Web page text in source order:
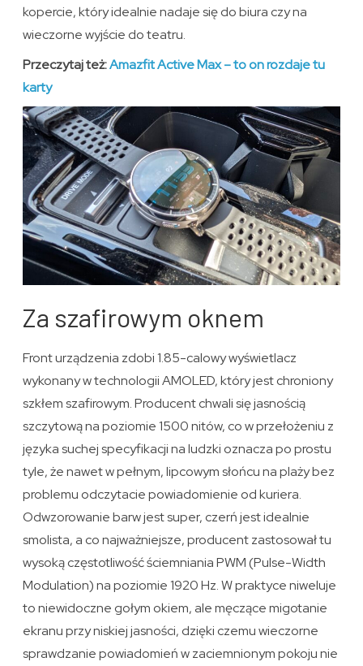
kopercie, który idealnie nadaje się do biura czy na
wieczorne wyjście do teatru.
Przeczytaj też:Amazfit Active Max – to on rozdaje tu
karty
Za szafirowym oknem
Front urządzenia zdobi 1.85-calowy wyświetlacz
wykonany w technologii AMOLED, który jest chroniony
szkłem szafirowym. Producent chwali się jasnością
szczytową na poziomie 1500 nitów, co w przełożeniu z
języka suchej specyfikacji na ludzki oznacza po prostu
tyle, że nawet w pełnym, lipcowym słońcu na plaży bez
problemu odczytacie powiadomienie od kuriera.
Odwzorowanie barw jest super, czerń jest idealnie
smolista, a co najważniejsze, producent zastosował tu
wysoką częstotliwość ściemniania PWM (Pulse-Width
Modulation) na poziomie 1920 Hz. W praktyce niweluje
to niewidoczne gołym okiem, ale męczące migotanie
ekranu przy niskiej jasności, dzięki czemu wieczorne
sprawdzanie powiadomień w zaciemnionym pokoju nie